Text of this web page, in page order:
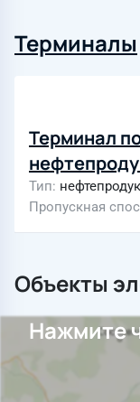
Терминалы
Терминал
Тип
Пропускная
Объекты
Нажмите